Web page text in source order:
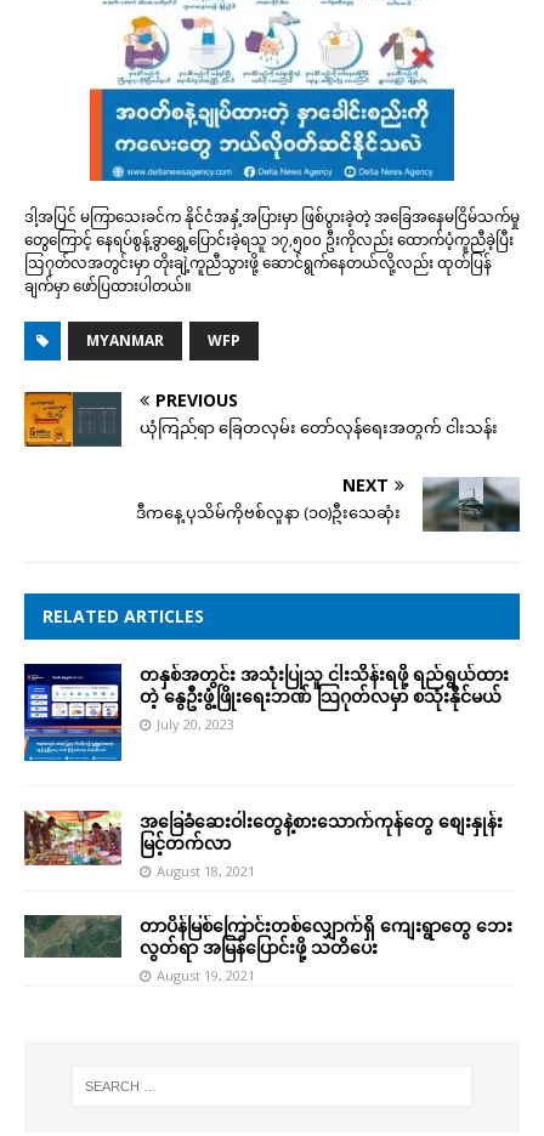
ဒါ့အပြင် မကြာသေးခင်က နိုင်ငံအနှံ့အပြားမှာ ဖြစ်ပွားခဲ့တဲ့ အခြေအနေမငြိမ်သက်မှု
တွေကြောင့် နေရပ်စွန့်ခွာရွှေ့ပြောင်းခဲ့ရသူ ၁၇,၅၀၀ ဦးကိုလည်း ထောက်ပံ့ကူညီခဲ့ပြီး
သြဂုတ်လအတွင်းမှာ တိုးချဲ့ကူညီသွားဖို့ ဆောင်ရွက်နေတယ်လို့လည်း ထုတ်ပြန်
ချက်မှာ ဖော်ပြထားပါတယ်။
MYANMAR WFP
PREVIOUS
ယုံကြည်ရာ ခြေတလှမ်း တော်လှန်ရေးအတွက် ငါးသန်း
NEXT
ဒီကနေ့ ပုသိမ်ကိုဗစ်လူနာ (၁၀)ဦးသေဆုံး
RELATED ARTICLES
တနှစ်အတွင်း အသုံးပြုသူ ငါးသိန်းရဖို့ ရည်ရွယ်ထား
တဲ့ နွေဦးဖွံ့ဖြိုးရေးဘဏ် သြဂုတ်လမှာ စသုံးနိုင်မယ်
July 20, 2023
အခြေခံဆေးဝါးတွေနဲ့စားသောက်ကုန်တွေ စျေးနှုန်း
မြင့်တက်လာ
August 18, 2021
တာပိန်မြစ်ကြောင်းတစ်လျှောက်ရှိ ကျေးရွာတွေ ဘေး
လွတ်ရာ အမြန်ပြောင်းဖို့ သတိပေး
August 19, 2021